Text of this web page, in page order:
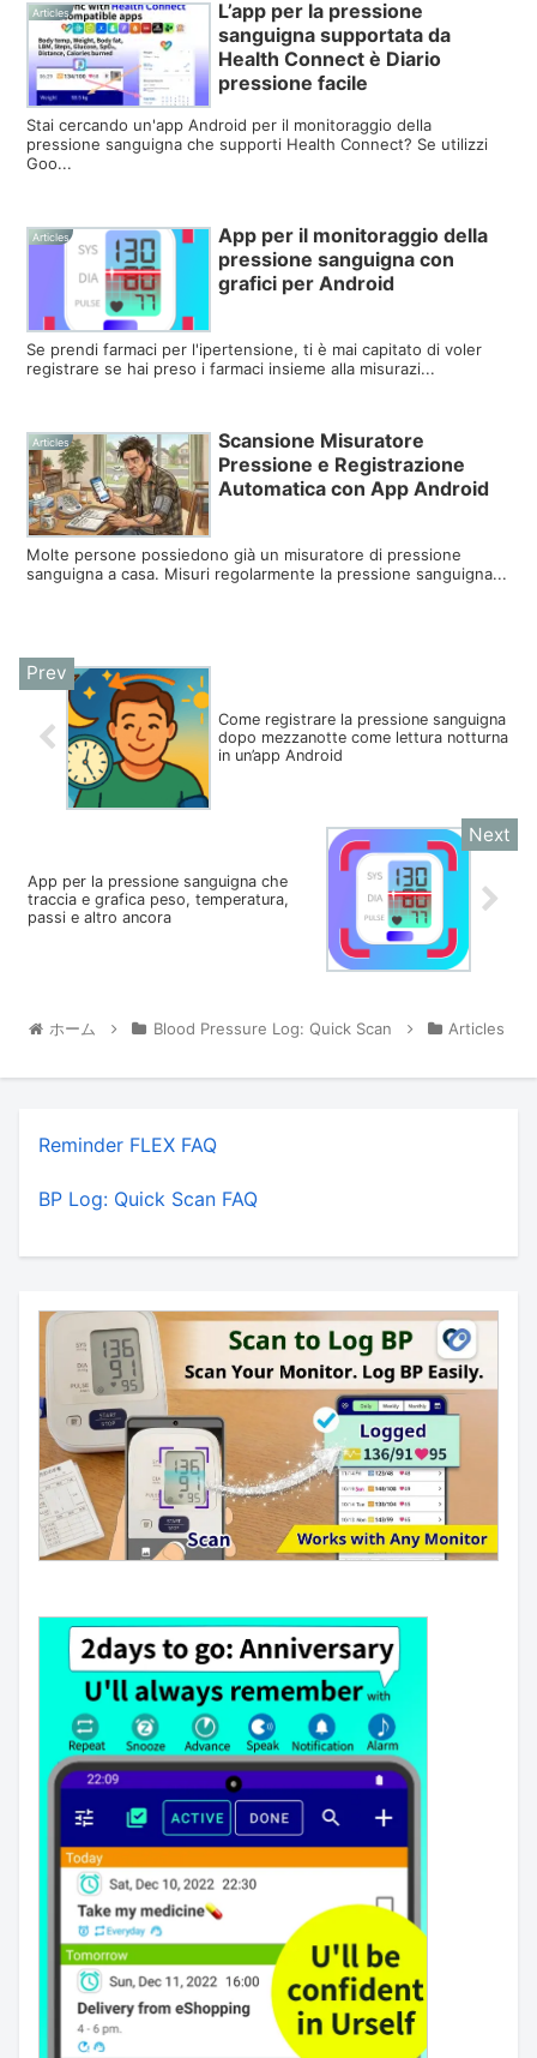
Articles
L’app per la pressione
sanguigna supportata da
Health Connect è Diario
pressione facile
Stai cercando un'app Android per il monitoraggio della
pressione sanguigna che supporti Health Connect? Se utilizzi
Goo...
Articles
App per il monitoraggio della
pressione sanguigna con
grafici per Android
Se prendi farmaci per l'ipertensione, ti è mai capitato di voler
registrare se hai preso i farmaci insieme alla misurazi...
Articles
Scansione Misuratore
Pressione e Registrazione
Automatica con App Android
Molte persone possiedono già un misuratore di pressione
sanguigna a casa. Misuri regolarmente la pressione sanguigna...
Come registrare la pressione sanguigna
dopo mezzanotte come lettura notturna
in un’app Android
App per la pressione sanguigna che
traccia e grafica peso, temperatura,
passi e altro ancora
ホーム Blood Pressure Log: Quick Scan Articles
Reminder FLEX FAQ
BP Log: Quick Scan FAQ